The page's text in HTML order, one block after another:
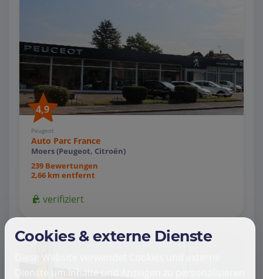
4,9
Peugeot
Auto Parc France
Moers (Peugeot, Citroën)
239 Bewertungen
2,66 km entfernt
verifiziert
Cookies & externe Dienste
Diese Website verwendet Cookies und externe